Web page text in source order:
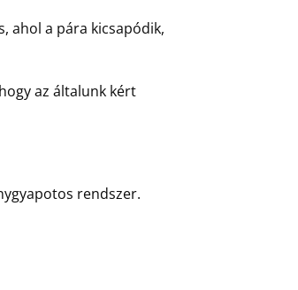
ahol a pára kicsapódik,
az általunk kért
rendszer.